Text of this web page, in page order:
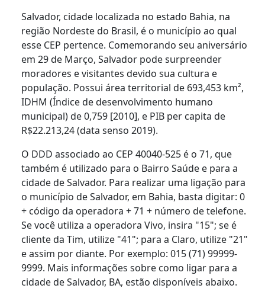
Salvador, cidade localizada no estado Bahia, na
região Nordeste do Brasil, é o município ao qual
esse CEP pertence. Comemorando seu aniversário
em 29 de Março, Salvador pode surpreender
moradores e visitantes devido sua cultura e
população. Possui área territorial de 693,453 km²,
IDHM (Índice de desenvolvimento humano
municipal) de 0,759 [2010], e PIB per capita de
R$22.213,24 (data senso 2019).
O DDD associado ao CEP 40040-525 é o 71, que
também é utilizado para o Bairro Saúde e para a
cidade de Salvador. Para realizar uma ligação para
o município de Salvador, em Bahia, basta digitar: 0
+ código da operadora + 71 + número de telefone.
Se você utiliza a operadora Vivo, insira "15"; se é
cliente da Tim, utilize "41"; para a Claro, utilize "21"
e assim por diante. Por exemplo: 015 (71) 99999-
9999. Mais informações sobre como ligar para a
cidade de Salvador, BA, estão disponíveis abaixo.